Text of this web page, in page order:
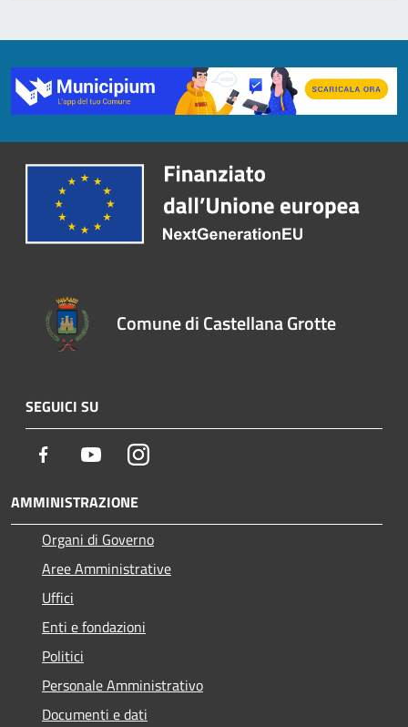
Comune di Castellana Grotte
SEGUICI SU
Facebook YoutubeInstagram
AMMINISTRAZIONE
Organi di Governo
Aree Amministrative
Uffici
Enti e fondazioni
Politici
Personale Amministrativo
Documenti e dati